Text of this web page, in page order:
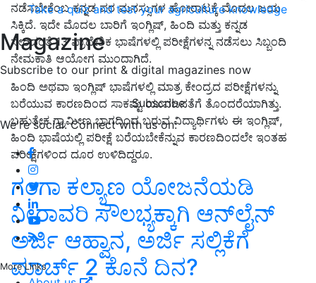
Take a quiz and test your agriculture knowledge
Magazine
Subscribe to our print & digital magazines now
Subscribe
We're social. Connect with us on:
More Links
ನಡೆಸಬೇಕೆಂಬ ಕನ್ನಡ ಪರ ಮನಸ್ಸುಗಳ ಹೋರಾಟಕ್ಕೆ ಮೊದಲ ಜಯ
ಸಿಕ್ಕಿದೆ. ಇದೇ ಮೊದಲ ಬಾರಿಗೆ ಇಂಗ್ಲಿಷ್‌, ಹಿಂದಿ ಮತ್ತು ಕನ್ನಡ
ಸೇರಿದಂತೆ 13 ಪ್ರಾದೇಶಿಕ ಭಾಷೆಗಳಲ್ಲಿ ಪರೀಕ್ಷೆಗಳನ್ನ ನಡೆಸಲು ಸಿಬ್ಬಂದಿ
ನೇಮಕಾತಿ ಆಯೋಗ ಮುಂದಾಗಿದೆ.
ಹಿಂದಿ ಅಥವಾ ಇಂಗ್ಲಿಷ್‌ ಭಾಷೆಗಳಲ್ಲಿ ಮಾತ್ರ ಕೇಂದ್ರದ ಪರೀಕ್ಷೆಗಳನ್ನು
ಬರೆಯುವ ಕಾರಣದಿಂದ ಸಾಕಷ್ಟು ಯುವಜನತೆಗೆ ತೊಂದರೆಯಾಗಿತ್ತು.
ಬಹುತೇಕ ಗ್ರಾಮೀಣ ಭಾಗದಿಂದ ಬರುವ ವಿದ್ಯಾರ್ಥಿಗಳು ಈ ಇಂಗ್ಲಿಷ್‌,
ಹಿಂದಿ ಭಾಷೆಯಲ್ಲಿ ಪರೀಕ್ಷೆ ಬರೆಯಬೇಕೆನ್ನುವ ಕಾರಣದಿಂದಲೇ ಇಂತಹ
ಪರೀಕ್ಷೆಗಳಿಂದ ದೂರ ಉಳಿದಿದ್ದರೂ.
ಗಂಗಾ ಕಲ್ಯಾಣ ಯೋಜನೆಯಡಿ
ನೀರಾವರಿ ಸೌಲಭ್ಯಕ್ಕಾಗಿ ಆನ್‍ಲೈನ್
ಅರ್ಜಿ ಆಹ್ವಾನ, ಅರ್ಜಿ ಸಲ್ಲಿಕೆಗೆ
ಮಾರ್ಚ್‌ 2 ಕೊನೆ ದಿನ?